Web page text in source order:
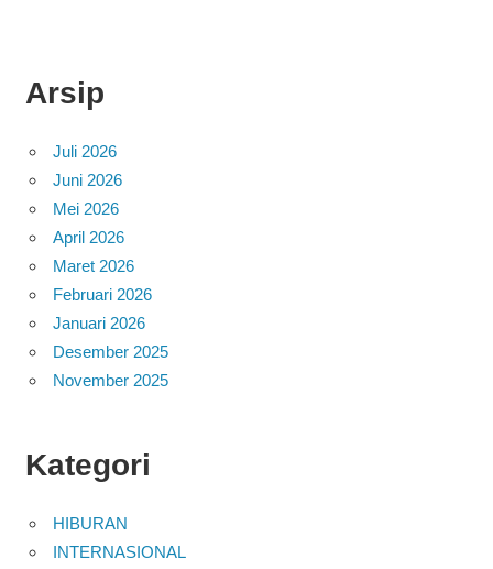
Arsip
Juli 2026
Juni 2026
Mei 2026
April 2026
Maret 2026
Februari 2026
Januari 2026
Desember 2025
November 2025
Kategori
HIBURAN
INTERNASIONAL